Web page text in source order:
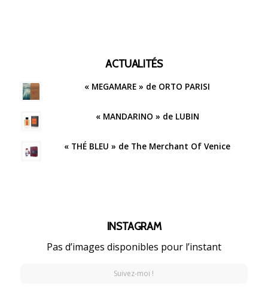
ACTUALITÉS
« MEGAMARE » de ORTO PARISI
« MANDARINO » de LUBIN
« THÉ BLEU » de The Merchant Of Venice
INSTAGRAM
Pas d’images disponibles pour l’instant
Suivez-moi !